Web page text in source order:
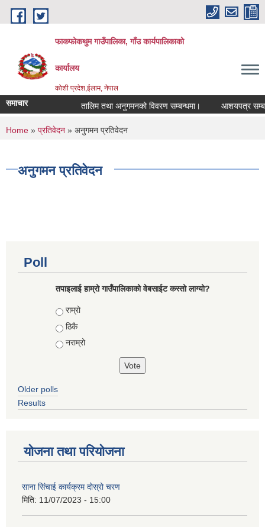
Skip to main content
फाकफोकथुम गाउँपालिका, गाँउ कार्यपालिकाको
कार्यालय
कोशी प्रदेश,ईलाम, नेपाल
समाचार तालिम तथा अनुगमनको विवरण सम्बन्धमा। आशयपत्र
You are here
Home » प्रतिवेदन » अनुगमन प्रतिवेदन
अनुगमन प्रतिवेदन
Poll
तपाइलाई हाम्रो गाउँपालिकाको वेबसाईट कस्तो लाग्यो?
Choices
राम्रो
ठिकै
नराम्रो
Older polls
Results
योजना तथा परियोजना
साना सिंचाई कार्यक्रम दोस्रो चरण
मिति: 11/07/2023 - 15:00